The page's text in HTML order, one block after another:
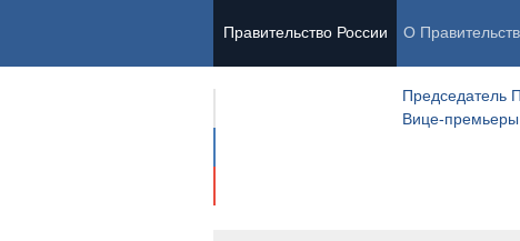
Правительство России О
Председатель
Вице-премьеры